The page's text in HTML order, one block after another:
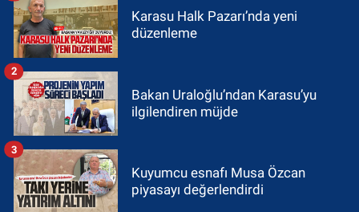
Karasu Halk Pazarı’nda yeni
düzenleme
Bakan Uraloğlu’ndan Karasu’yu
ilgilendiren müjde
2
Kuyumcu esnafı Musa Özcan
piyasayı değerlendirdi
3